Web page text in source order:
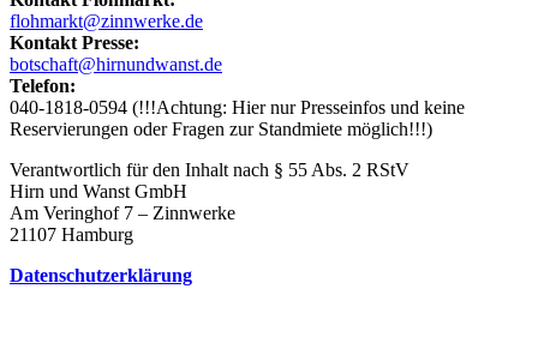
flohmarkt@zinnwerke.de
Kontakt Presse:
botschaft@hirnundwanst.de
Telefon:
040-1818-0594 (!!!Achtung: Hier nur Presseinfos und keine
Reservierungen oder Fragen zur Standmiete möglich!!!)
Verantwortlich für den Inhalt nach § 55 Abs. 2 RStV
Hirn und Wanst GmbH
Am Veringhof 7 – Zinnwerke
21107 Hamburg
Datenschutzerklärung